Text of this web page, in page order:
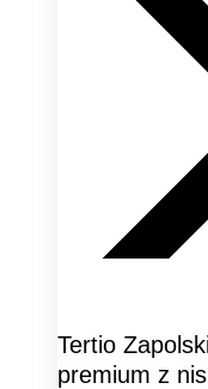
Tertio
premium z